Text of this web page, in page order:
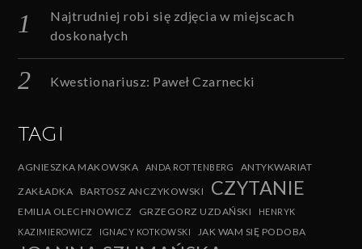
Najtrudniej robi się zdjęcia w miejscach
doskonałych
Kwestionariusz: Paweł Czarnecki
TAGI
AGNIESZKA MAKOWSKA ANDA ROTTENBERG
ANTYKWARIAT
ZAKŁADKA
BARTOSZ ANCZYKOWSKI CZYTANIE
EMILIA OLECHNOWICZ GRZEGORZ UZDAŃSKI
HENRYK
KAZIMIEROWICZ
IGNACY KOTKOWSKI JAK WAM SIĘ PODOBA